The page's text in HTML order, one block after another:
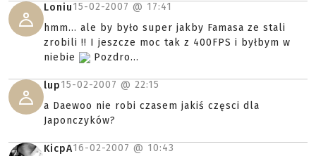
Loniu15-02-2007 @ 17:41
hmm... ale by było super jakby Famasa ze stali
zrobili !! I jeszcze moc tak z 400FPS i byłbym w
niebie
Pozdro...
lup15-02-2007 @ 22:15
a Daewoo nie robi czasem jakiś częsci dla
Japonczyków?
KicpA16-02-2007 @ 10:43